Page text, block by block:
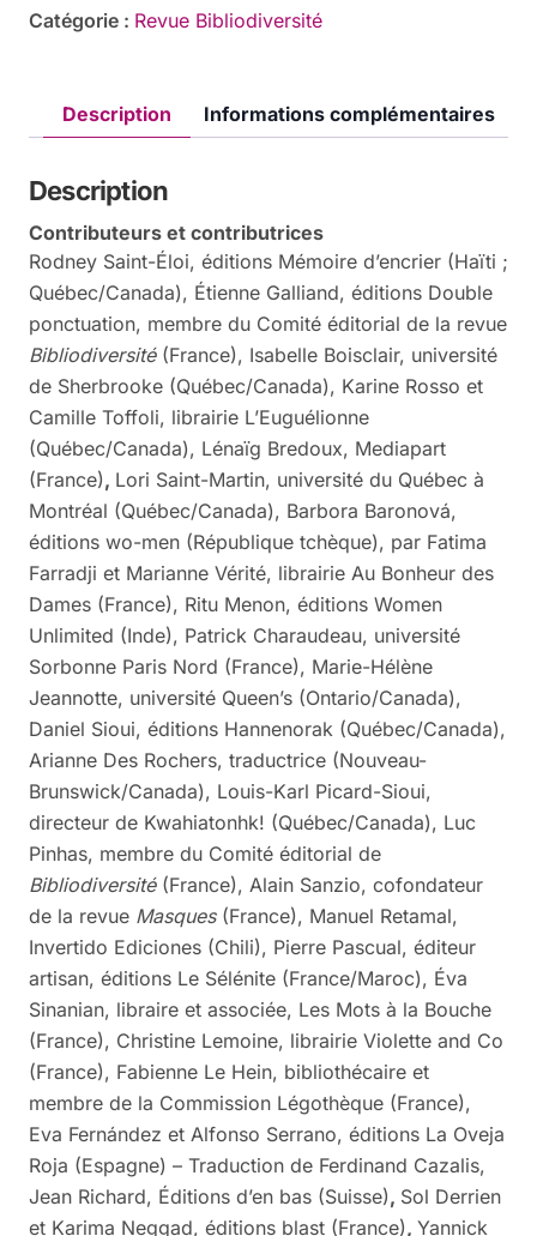
Catégorie : Revue Bibliodiversité
Description Informations complémentaires
Description
Contributeurs et contributrices
Rodney Saint-Éloi, éditions Mémoire d’encrier (Haïti ;
Québec/Canada), Étienne Galliand, éditions Double
ponctuation, membre du Comité éditorial de la revue
Bibliodiversité (France), Isabelle Boisclair, université
de Sherbrooke (Québec/Canada), Karine Rosso et
Camille Toffoli, librairie L’Euguélionne
(Québec/Canada), Lénaïg Bredoux, Mediapart
(France), Lori Saint-Martin, université du Québec à
Montréal (Québec/Canada), Barbora Baronová,
éditions wo-men (République tchèque), par Fatima
Farradji et Marianne Vérité, librairie Au Bonheur des
Dames (France), Ritu Menon, éditions Women
Unlimited (Inde), Patrick Charaudeau, université
Sorbonne Paris Nord (France), Marie-Hélène
Jeannotte, université Queen’s (Ontario/Canada),
Daniel Sioui, éditions Hannenorak (Québec/Canada),
Arianne Des Rochers, traductrice (Nouveau-
Brunswick/Canada), Louis-Karl Picard-Sioui,
directeur de Kwahiatonhk! (Québec/Canada), Luc
Pinhas, membre du Comité éditorial de
Bibliodiversité (France), Alain Sanzio, cofondateur
de la revue Masques (France), Manuel Retamal,
Invertido Ediciones (Chili), Pierre Pascual, éditeur
artisan, éditions Le Sélénite (France/Maroc), Éva
Sinanian, libraire et associée, Les Mots à la Bouche
(France), Christine Lemoine, librairie Violette and Co
(France), Fabienne Le Hein, bibliothécaire et
membre de la Commission Légothèque (France),
Eva Fernández et Alfonso Serrano, éditions La Oveja
Roja (Espagne) – Traduction de Ferdinand Cazalis,
Jean Richard, Éditions d’en bas (Suisse), Sol Derrien
et Karima Neggad, éditions blast (France), Yannick